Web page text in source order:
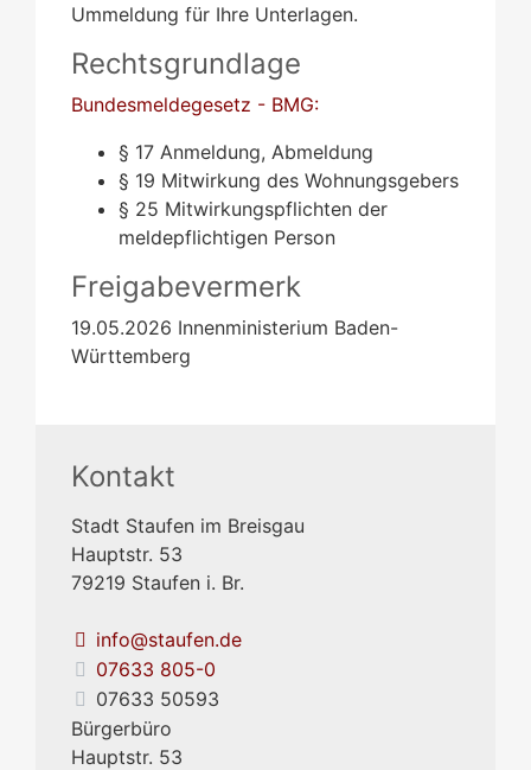
Ummeldung für Ihre Unterlagen.
Rechtsgrundlage
Bundesmeldegesetz - BMG:
§ 17 Anmeldung, Abmeldung
§ 19 Mitwirkung des Wohnungsgebers
§ 25 Mitwirkungspflichten der
meldepflichtigen Person
Freigabevermerk
19.05.2026 Innenministerium Baden-
Württemberg
Kontakt
Stadt Staufen im Breisgau
Hauptstr. 53
79219 Staufen i. Br.
info@staufen.de
07633 805-0
07633 50593
Bürgerbüro
Hauptstr. 53